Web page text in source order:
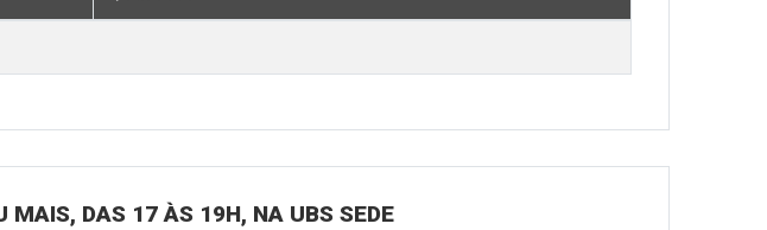
MAIS, DAS 17 ÀS 19H, NA UBS SEDE